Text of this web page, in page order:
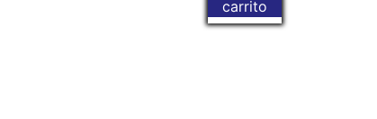
carrito